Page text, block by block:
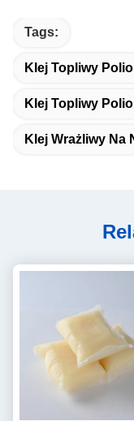
Tags:
Klej Topliwy
Klej Topliwy
Klej Wrażliwy Na